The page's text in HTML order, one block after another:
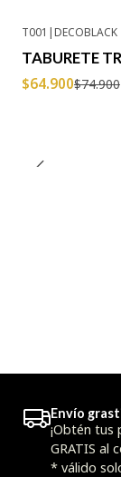
T001 |DECOBLACK
TABURETE
$64.900$74.900
Envío
¡Obtén
GRATIS al
* válido